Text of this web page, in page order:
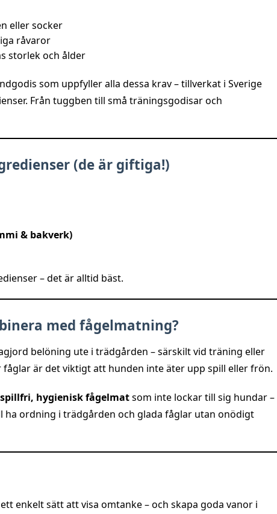
eller socker
råvaror
storlek och ålder
som uppfyller alla dessa krav – tillverkat i Sverige
Från tuggben till små träningsgodisar och
(de är giftiga!)
& bakverk)
– det är alltid bäst.
med fågelmatning?
belöning ute i trädgården – särskilt vid träning eller
är det viktigt att hunden inte äter upp spill eller frön.
spillfri, hygienisk fågelmatsom inte lockar till sig hundar –
ha ordning i trädgården och glada fåglar utan onödigt
enkelt sätt att visa omtanke – och skapa goda vanor i